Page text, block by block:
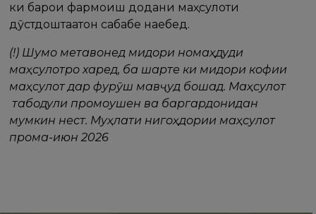
ки барои фармоиш додани маҳсулоти
дӯстдоштаатон сабабе наебед.
(!) Шумо метавонед миқдори номаҳдуди
маҳсулотро харед, ба шарте ки миқдори кофии
маҳсулот дар фурӯш мавҷуд бошад. Маҳсулот
табодули промоушен ва баргардонидан
мумкин нест. Муҳлати нигоҳдории маҳсулот
прома-июн 2026